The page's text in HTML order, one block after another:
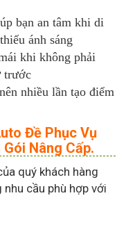
bạn an tâm khi di
ánh sáng
khi không phải
trước
nhiều lần tạo điểm
Đề Phục Vụ
Nâng Cấp.
quý khách hàng
cầu phù hợp với